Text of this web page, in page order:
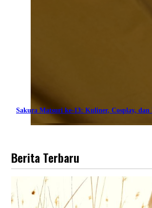
Sakura Matsuri ke-13: Kuliner, Cosplay,
Berita Terbaru